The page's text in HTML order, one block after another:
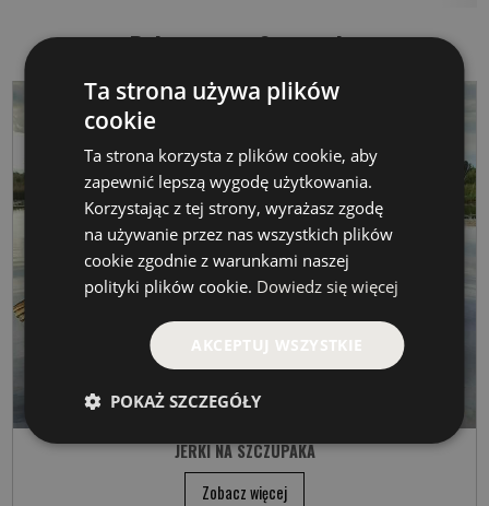
Polecamy na Szczupaka
JERKI NA SZCZUPAKA
Zobacz więcej
Ta strona używa plików
cookie
Ta strona korzysta z plików cookie, aby
zapewnić lepszą wygodę użytkowania.
Korzystając z tej strony, wyrażasz zgodę
na używanie przez nas wszystkich plików
cookie zgodnie z warunkami naszej
polityki plików cookie. Dowiedz się więcej
AKCEPTUJ WSZYSTKIE
POKAŻ SZCZEGÓŁY